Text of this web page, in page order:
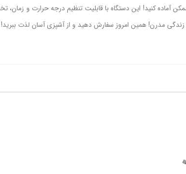
آماده کنید! این دستگاه با قابلیت تنظیم درجه حرارت و زمان،
زندگی مدرن! همین امروز سفارش دهید و از آشپزی آسان لذت ببرید!